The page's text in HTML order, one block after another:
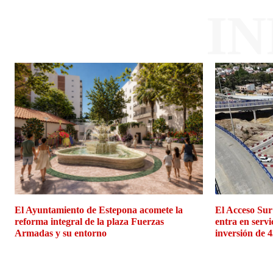
El Ayuntamiento de Estepona acomete la
reforma integral de la plaza Fuerzas
Armadas y su entorno
El Acceso
entra en
inversión de